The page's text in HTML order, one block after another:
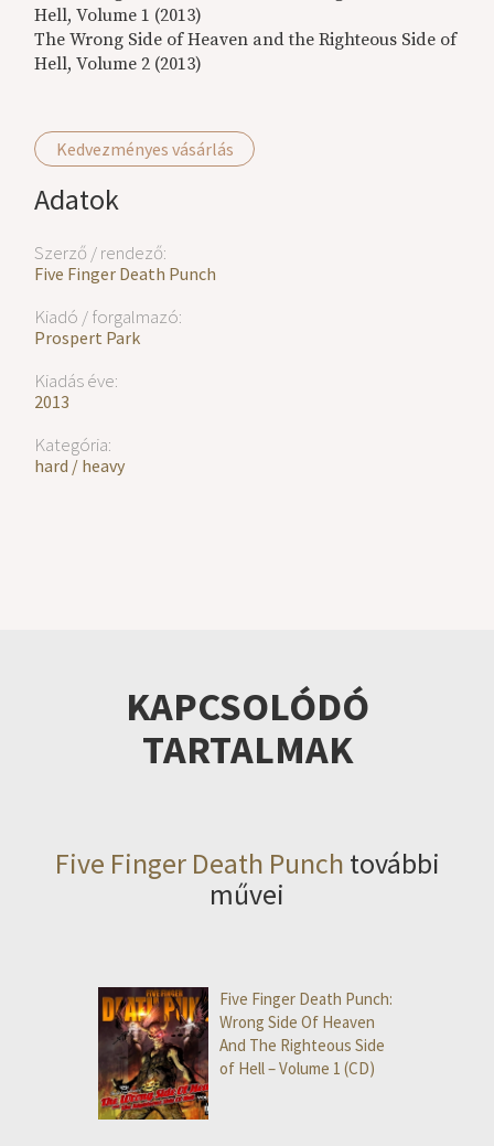
Kedvezményes vásárlás
Adatok
Szerző / rendező:
Five Finger Death Punch
Kiadó / forgalmazó:
Prospert Park
Kiadás éve:
2013
Kategória:
hard / heavy
Hell, Volume 1 (2013)
The Wrong Side of Heaven and the Righteous Side of
Hell, Volume 2 (2013)
KAPCSOLÓDÓ
TARTALMAK
Five Finger Death Punch további
művei
Five Finger Death Punch:
Wrong Side Of Heaven
And The Righteous Side
of Hell – Volume 1 (CD)